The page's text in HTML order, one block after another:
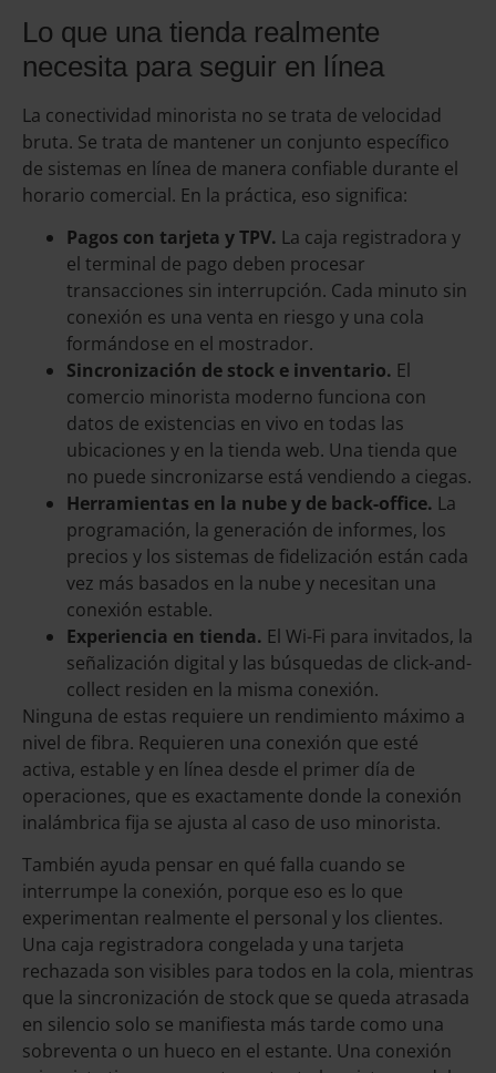
Lo que una tienda realmente
necesita para seguir en línea
La conectividad minorista no se trata de velocidad
bruta. Se trata de mantener un conjunto específico
de sistemas en línea de manera confiable durante el
horario comercial. En la práctica, eso significa:
Pagos con tarjeta y TPV. La caja registradora y
el terminal de pago deben procesar
transacciones sin interrupción. Cada minuto sin
conexión es una venta en riesgo y una cola
formándose en el mostrador.
Sincronización de stock e inventario. El
comercio minorista moderno funciona con
datos de existencias en vivo en todas las
ubicaciones y en la tienda web. Una tienda que
no puede sincronizarse está vendiendo a ciegas.
Herramientas en la nube y de back-office. La
programación, la generación de informes, los
precios y los sistemas de fidelización están cada
vez más basados en la nube y necesitan una
conexión estable.
Experiencia en tienda. El Wi-Fi para invitados, la
señalización digital y las búsquedas de click-and-
collect residen en la misma conexión.
Ninguna de estas requiere un rendimiento máximo a
nivel de fibra. Requieren una conexión que esté
activa, estable y en línea desde el primer día de
operaciones, que es exactamente donde la conexión
inalámbrica fija se ajusta al caso de uso minorista.
También ayuda pensar en qué falla cuando se
interrumpe la conexión, porque eso es lo que
experimentan realmente el personal y los clientes.
Una caja registradora congelada y una tarjeta
rechazada son visibles para todos en la cola, mientras
que la sincronización de stock que se queda atrasada
en silencio solo se manifiesta más tarde como una
sobreventa o un hueco en el estante. Una conexión